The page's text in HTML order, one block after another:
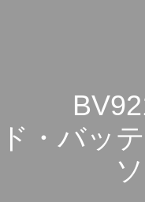
・バッ